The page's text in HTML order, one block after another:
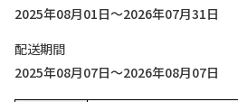
2025年08月01日～2026年07月31日
配送期間
2025年08月07日～2026年08月07日